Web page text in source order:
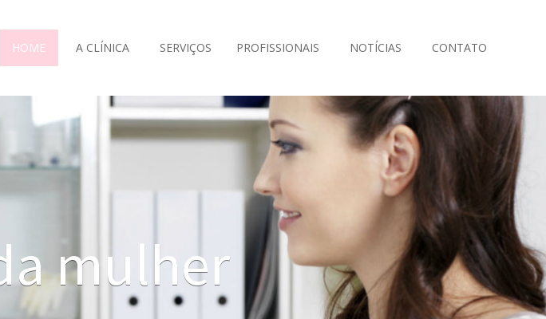
HOME A CLÍNICA SERVIÇOS PROFISSIONAIS NOTÍCIAS CONTATO
mulher